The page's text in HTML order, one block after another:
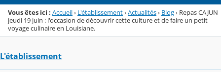
Vous êtes ici : Accueil› L'établissement›Actualités› Blog› Repas CAJUN
jeudi 19 juin : l'occasion de découvrir cette culture et de faire un petit
voyage culinaire en Louisiane.
L'établissement